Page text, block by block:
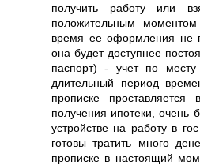
получить работу или
положительным
время ее оформления не
она будет доступнее
паспорт) - учет по месту
длительный период
прописке
получения ипотеки, очень
устройстве на работу в
готовы тратить много
прописке в настоящий